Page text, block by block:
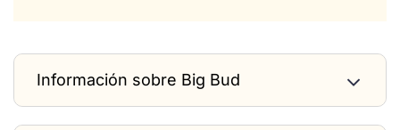
Información sobre Big Bud